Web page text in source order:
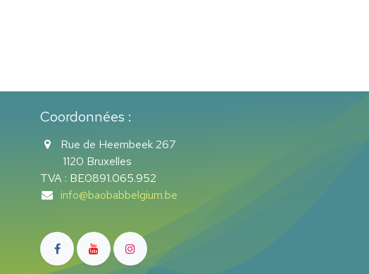
Coordonnées :
Rue de Heembeek 267
1120 Bruxelles
TVA : BE0891.065.952
info@baobabbelgium.be